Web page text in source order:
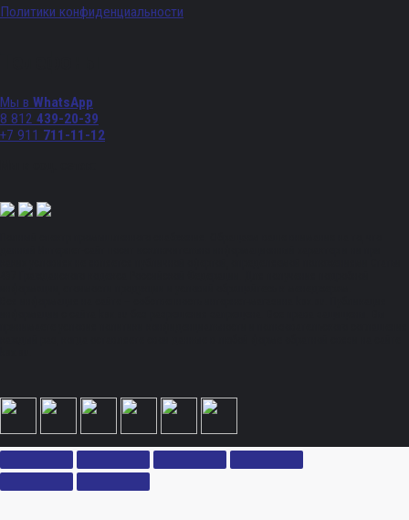
Политики конфиденциальности
Мы в WhatsApp
8 812 439-20-39
+7 911 711-11-12